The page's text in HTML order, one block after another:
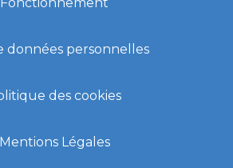
données personnelles
des cookies
Mentions Légales